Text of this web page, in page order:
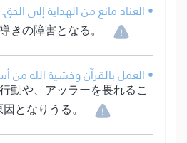
• العناد مانع من الهداية إلى الحق.
きの障害となる。
• العمل بالقرآن وخشية الله من
動や、アッラーを畏れるこ
となりうる。